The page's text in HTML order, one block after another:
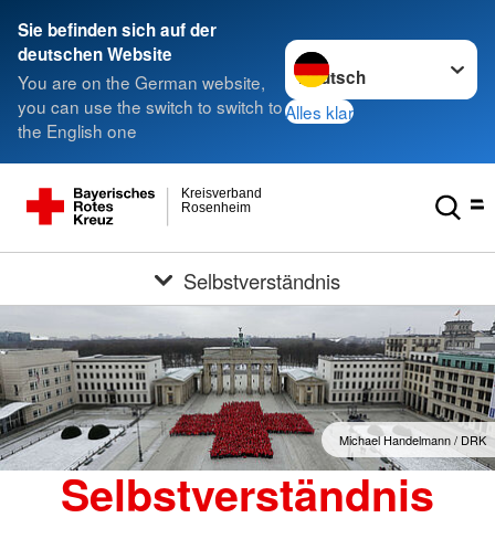
Sie befinden sich auf der
deutschen Website
You are on the German website,
you can use the switch to switch to
the English one
Sprache wechseln zu
Alles klar
Rosenheim
Kreisverband
Selbstverständnis
Michael Handelmann / DRK
Selbstverständnis